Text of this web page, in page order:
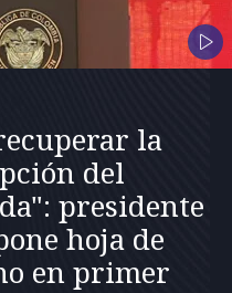
la
del
presidente
hoja de
en primer